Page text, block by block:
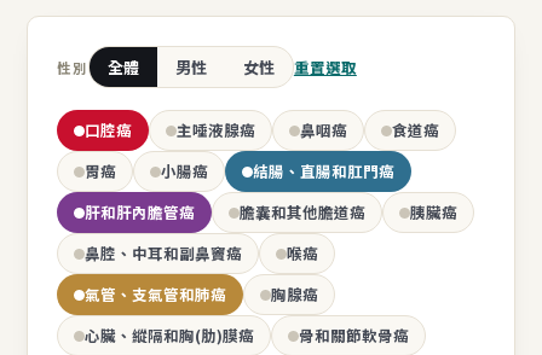
性別 全體 男性 女性 重置選取
口腔癌 主唾液腺癌 鼻咽癌
食道癌
胃癌
小腸癌
結腸、直腸和肛門癌
肝和肝內膽管癌
膽囊和其他膽道癌
胰臟癌
鼻腔、中耳和副鼻竇癌
喉癌
氣管、支氣管和肺癌
胸腺癌
心臟、縱隔和胸(肋)膜癌
骨和關節軟骨癌